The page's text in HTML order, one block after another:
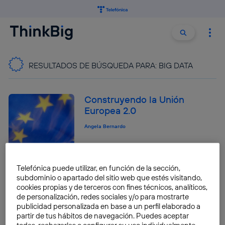
Buscar
RESULTADOS DE BÚSQUEDA PARA: BIG DATA
Construyendo la Unión
Europea 2.0
Angela Bernardo
2013: Una Odisea en los
nuevos soportes de
información de ADN
Angela Bernardo
Telefónica puede utilizar, en función de la sección,
subdominio o apartado del sitio web que estés visitando,
cookies propias y de terceros con fines técnicos, analíticos,
de personalización, redes sociales y/o para mostrarte
publicidad personalizada en base a un perfil elaborado a
partir de tus hábitos de navegación. Puedes aceptar